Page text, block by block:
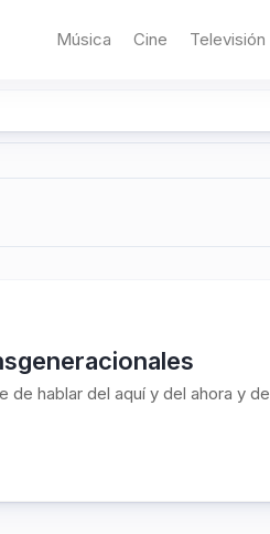
Música Cine Televisión
hablar del aquí y del ahora y de